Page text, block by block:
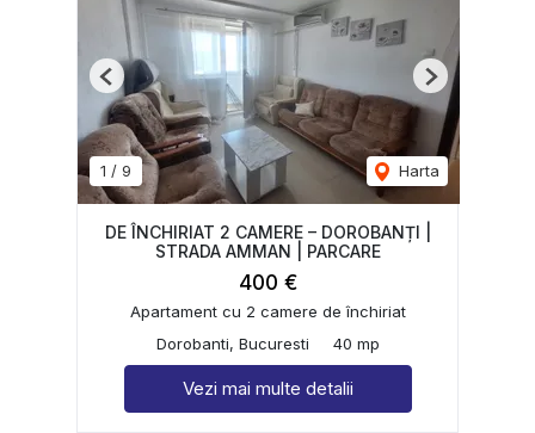
1 / 9 Harta
Previous Next
DE ÎNCHIRIAT 2 CAMERE – DOROBANȚI |
STRADA AMMAN | PARCARE
400 €
Apartament cu 2 camere de închiriat
Dorobanti, Bucuresti
40 mp
Vezi mai multe detalii